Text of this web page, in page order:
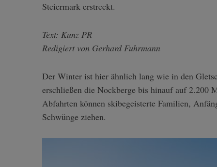
Steiermark erstreckt.
Text: Kunz PR
Redigiert von Gerhard Fuhrmann
Der Winter ist hier ähnlich lang wie in den
erschließen die Nockberge bis hinauf auf 2.200
Abfahrten können skibegeisterte Familien,
Schwünge ziehen.